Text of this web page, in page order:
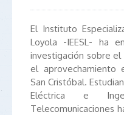
El Instituto
Loyola -IEESL- ha
investigación sobre
el aprovechamiento
San Cristóbal.
Eléctrica e
Telecomunicaciones